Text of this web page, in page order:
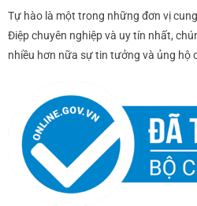
Không chỉ có hoa đẹp và chất
được đánh giá cao về chất
điệp giá rẻ
tại đây, bạn được
Chậu hoa được thiết kế theo
mắt. Bạn cũng có thể yêu cầu
đặc trưng của riêng mình.
Giá lan hồ điệp bao nhiêu
Tự hào là một trong những đơn vị
Điệp chuyên nghiệp và uy tín nhất,
nhiều hơn nữa sự tin tưởng và ủng hộ